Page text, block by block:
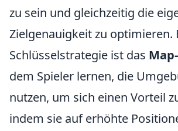
zu sein und gleichzeitig die
Zielgenauigkeit zu optimieren.
Schlüsselstrategie ist das
dem Spieler lernen, die
nutzen, um sich einen Vorteil
indem sie auf erhöhte